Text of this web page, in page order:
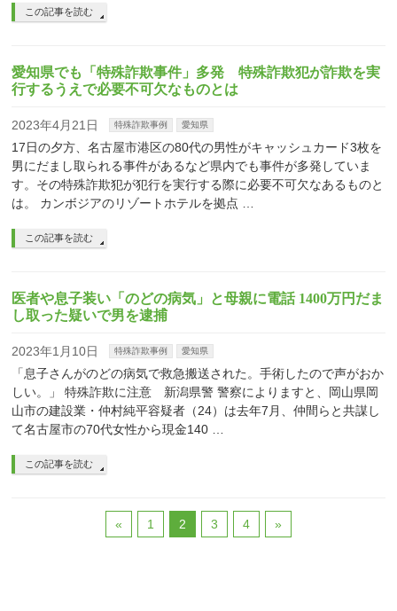
この記事を読む
愛知県でも「特殊詐欺事件」多発 特殊詐欺犯が詐欺を実
行するうえで必要不可欠なものとは
2023年4月21日 特殊詐欺事例 愛知県
17日の夕方、名古屋市港区の80代の男性がキャッシュカード3枚を
男にだまし取られる事件があるなど県内でも事件が多発していま
す。その特殊詐欺犯が犯行を実行する際に必要不可欠なあるものと
は。 カンボジアのリゾートホテルを拠点 …
この記事を読む
医者や息子装い「のどの病気」と母親に電話 1400万円だま
し取った疑いで男を逮捕
2023年1月10日 特殊詐欺事例 愛知県
「息子さんがのどの病気で救急搬送された。手術したので声がおか
しい。」 特殊詐欺に注意 新潟県警 警察によりますと、岡山県岡
山市の建設業・仲村純平容疑者（24）は去年7月、仲間らと共謀し
て名古屋市の70代女性から現金140 …
この記事を読む
« 1 2 3 4 »